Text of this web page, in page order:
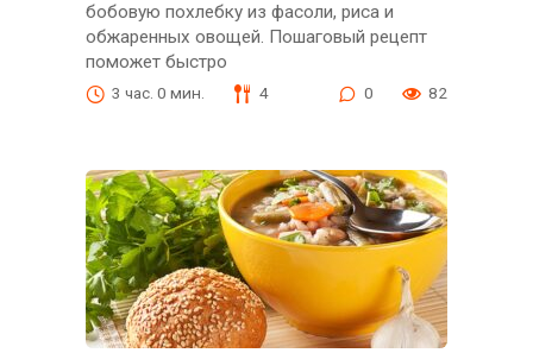
бобовую похлебку из фасоли, риса и
обжаренных овощей. Пошаговый рецепт
поможет быстро
3 час. 0 мин. 4 0 82